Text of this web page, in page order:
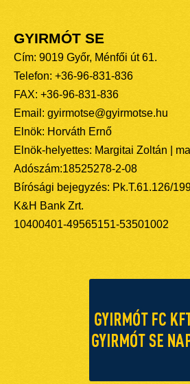
GYIRMÓT SE
Cím: 9019 Győr, Ménfői út 61.
Telefon: +36-96-831-836
FAX: +36-96-831-836
Email: gyirmotse@gyirmotse.hu
Elnök: Horváth Ernő
Elnök-helyettes: Margitai Zoltán |
Adószám:18525278-2-08
Bírósági bejegyzés: Pk.T.61.126/
K&H Bank Zrt.
10400401-49565151-53501002